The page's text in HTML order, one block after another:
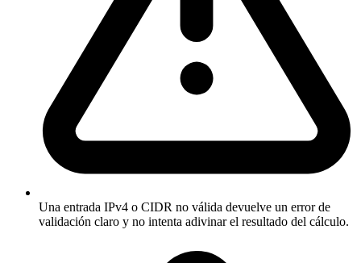
Una entrada IPv4 o CIDR no válida devuelve un error de
validación claro y no intenta adivinar el resultado del cálculo.